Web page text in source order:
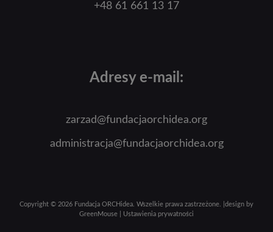
+48 61 661 13 17
Adresy e-mail:
zarzad@fundacjaorchidea.org
administracja@fundacjaorchidea.org
Copyright © 2026 Fundacja ORCHidea . Wszelkie prawa zastrzeżone. | design by
GreenMouse
Ustawienia prywatności